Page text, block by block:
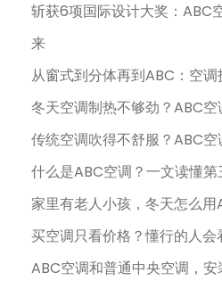
斩获6项国际设计大奖：ABC
来
从窗式到分体再到ABC：空
冬天空调制热不够劲？ABC
传统空调吹得不舒服？ABC
什么是ABC空调？一文读懂
家里有老人小孩，冬天怎么用
买空调只看价格？懂行的人
ABC空调和普通中央空调，安